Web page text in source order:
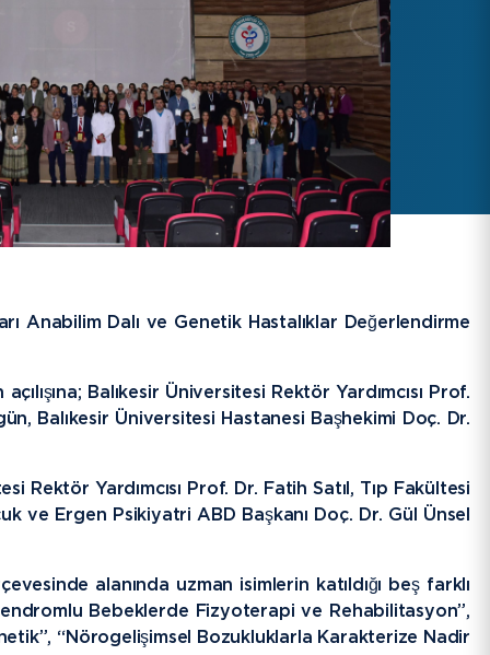
Anabilim Dalı ve Genetik Hastalıklar Değerlendirme
Balıkesir Üniversitesi Rektör Yardımcısı Prof.
Balıkesir Üniversitesi Hastanesi Başhekimi Doç. Dr.
Rektör Yardımcısı Prof. Dr. Fatih Satıl, Tıp Fakültesi
ve Ergen Psikiyatri ABD Başkanı Doç. Dr. Gül Ünsel
alanında uzman isimlerin katıldığı beş farklı
Bebeklerde Fizyoterapi ve Rehabilitasyon”,
“Nörogelişimsel Bozukluklarla Karakterize Nadir
Rehber
KISAYOLLAR
EBYS
İletişim
Hakkımızda
Üniversitemiz
YARDIMCI LİNKLER